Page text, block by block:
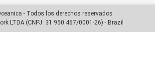
- Todos los derechos reservados
LTDA (CNPJ: 31.950.467/0001-26) - Brazil